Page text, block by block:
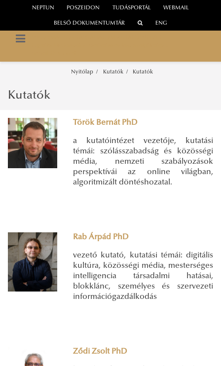
WEBMAIL
NEPTUN POSZEIDON TUDÁSPORTÁL
BELSŐ DOKUMENTUMTÁR ENG
Nyitólap Kutatók Kutatók
Kutatók
Török Bernát PhD
a kutatóintézet vezetője, kutatási
témái: szólásszabadság és közösségi
média, nemzeti szabályozások
perspektívái az online világban,
algoritmizált döntéshozatal.
Rab Árpád PhD
vezető kutató, kutatási témái: digitális
kultúra, közösségi média, mesterséges
intelligencia társadalmi hatásai,
blokklánc, személyes és szervezeti
információgazdálkodás
Ződi Zsolt PhD